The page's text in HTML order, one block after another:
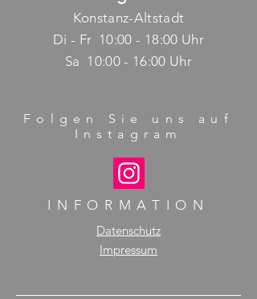
Konstanz-Altstadt
Di - Fr 10:00 - 18:00 Uhr
Sa 10:00 - 16:00 Uhr
Folgen Sie uns auf
Instagram
INFORMATION
Datenschutz
Impressum